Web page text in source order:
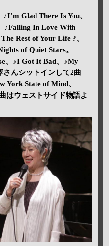
Glad There Is You、
♪Falling In Love With
Rest of Your Life ?、
of Quiet Stars。
、♪I Got It Bad、♪My
んシットインして2曲
York State of Mind、
はウェストサイド物語よ